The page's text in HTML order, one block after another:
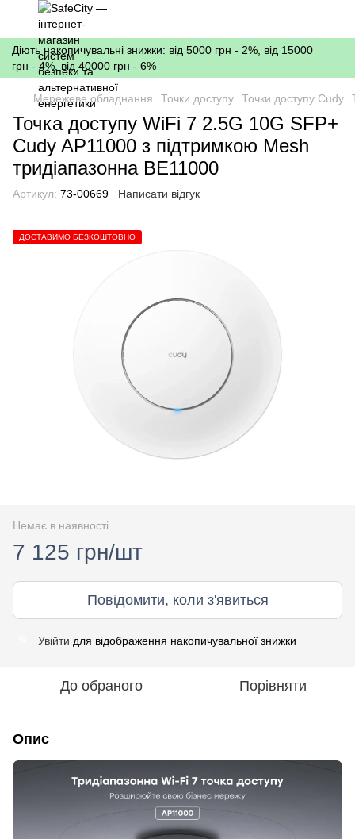
Діють накопичувальні знижки: від 5000 грн - 2%, від 15000
грн - 4%, від 40000 грн - 6%
Мережеве обладнання Точки доступу Точки доступу Cudy
Точка доступу WiFi 7 2.5G 10G SFP+
Cudy AP11000 з підтримкою Mesh
тридіапазонна BE11000
Артикул: 73-00669 Написати відгук
ДОСТАВИМО БЕЗКОШТОВНО
Немає в наявності
7 125 грн/шт
Повідомити, коли з'явиться
Увійти для відображення накопичувальної знижки
До обраного Порівняти
Опис